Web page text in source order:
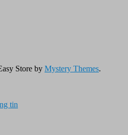
Store by Mystery Themes.
tin